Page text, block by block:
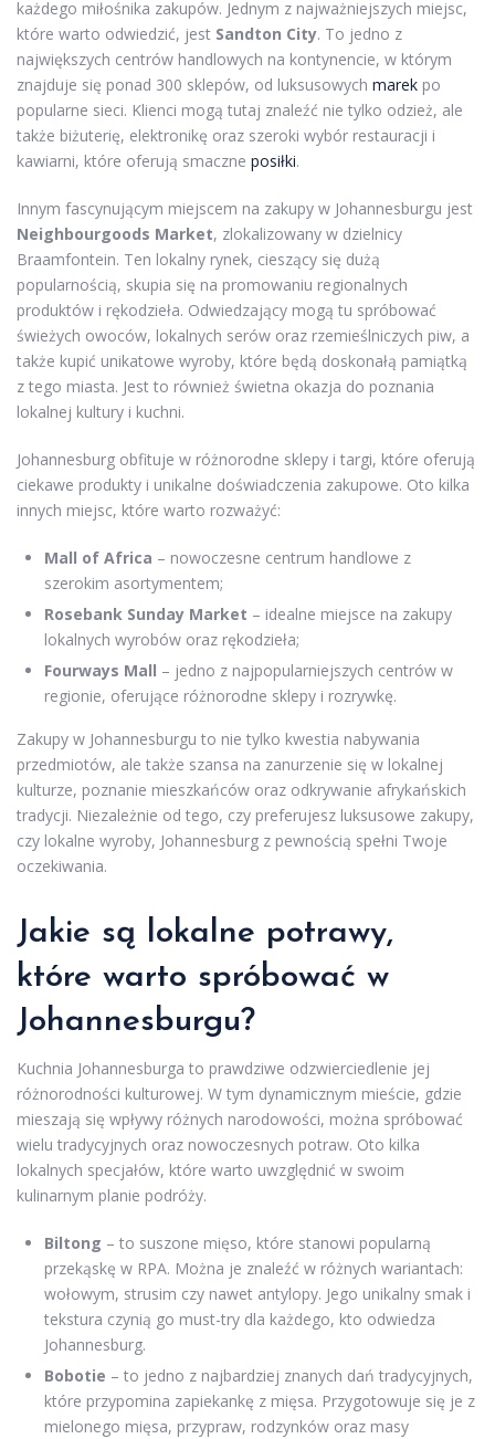
każdego miłośnika zakupów. Jednym z najważniejszych miejsc,
które warto odwiedzić, jest Sandton City. To jedno z
największych centrów handlowych na kontynencie, w którym
znajduje się ponad 300 sklepów, od luksusowych marek po
popularne sieci. Klienci mogą tutaj znaleźć nie tylko odzież, ale
także biżuterię, elektronikę oraz szeroki wybór restauracji i
kawiarni, które oferują smaczne posiłki.
Innym fascynującym miejscem na zakupy w Johannesburgu jest
Neighbourgoods Market, zlokalizowany w dzielnicy
Braamfontein. Ten lokalny rynek, cieszący się dużą
popularnością, skupia się na promowaniu regionalnych
produktów i rękodzieła. Odwiedzający mogą tu spróbować
świeżych owoców, lokalnych serów oraz rzemieślniczych piw, a
także kupić unikatowe wyroby, które będą doskonałą pamiątką
z tego miasta. Jest to również świetna okazja do poznania
lokalnej kultury i kuchni.
Johannesburg obfituje w różnorodne sklepy i targi, które oferują
ciekawe produkty i unikalne doświadczenia zakupowe. Oto kilka
innych miejsc, które warto rozważyć:
Mall of Africa – nowoczesne centrum handlowe z
szerokim asortymentem;
Rosebank Sunday Market – idealne miejsce na zakupy
lokalnych wyrobów oraz rękodzieła;
Fourways Mall – jedno z najpopularniejszych centrów w
regionie, oferujące różnorodne sklepy i rozrywkę.
Zakupy w Johannesburgu to nie tylko kwestia nabywania
przedmiotów, ale także szansa na zanurzenie się w lokalnej
kulturze, poznanie mieszkańców oraz odkrywanie afrykańskich
tradycji. Niezależnie od tego, czy preferujesz luksusowe zakupy,
czy lokalne wyroby, Johannesburg z pewnością spełni Twoje
oczekiwania.
Jakie są lokalne potrawy,
które warto spróbować w
Johannesburgu?
Kuchnia Johannesburga to prawdziwe odzwierciedlenie jej
różnorodności kulturowej. W tym dynamicznym mieście, gdzie
mieszają się wpływy różnych narodowości, można spróbować
wielu tradycyjnych oraz nowoczesnych potraw. Oto kilka
lokalnych specjałów, które warto uwzględnić w swoim
kulinarnym planie podróży.
Biltong – to suszone mięso, które stanowi popularną
przekąskę w RPA. Można je znaleźć w różnych wariantach:
wołowym, strusim czy nawet antylopy. Jego unikalny smak i
tekstura czynią go must-try dla każdego, kto odwiedza
Johannesburg.
Bobotie – to jedno z najbardziej znanych dań tradycyjnych,
które przypomina zapiekankę z mięsa. Przygotowuje się je z
mielonego mięsa, przypraw, rodzynków oraz masy